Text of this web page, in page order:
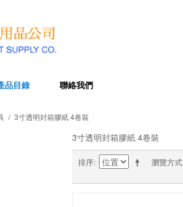
品目錄 聯絡我們
/ 3寸透明封箱膠紙 4卷裝
3寸透明封箱膠紙 4卷裝
瀏覽方式
排序